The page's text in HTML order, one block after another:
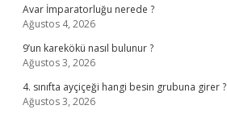
Avar İmparatorluğu nerede ?
Ağustos 4, 2026
9’un karekökü nasıl bulunur ?
Ağustos 3, 2026
4. sınıfta ayçiçeği hangi besin grubuna girer ?
Ağustos 3, 2026